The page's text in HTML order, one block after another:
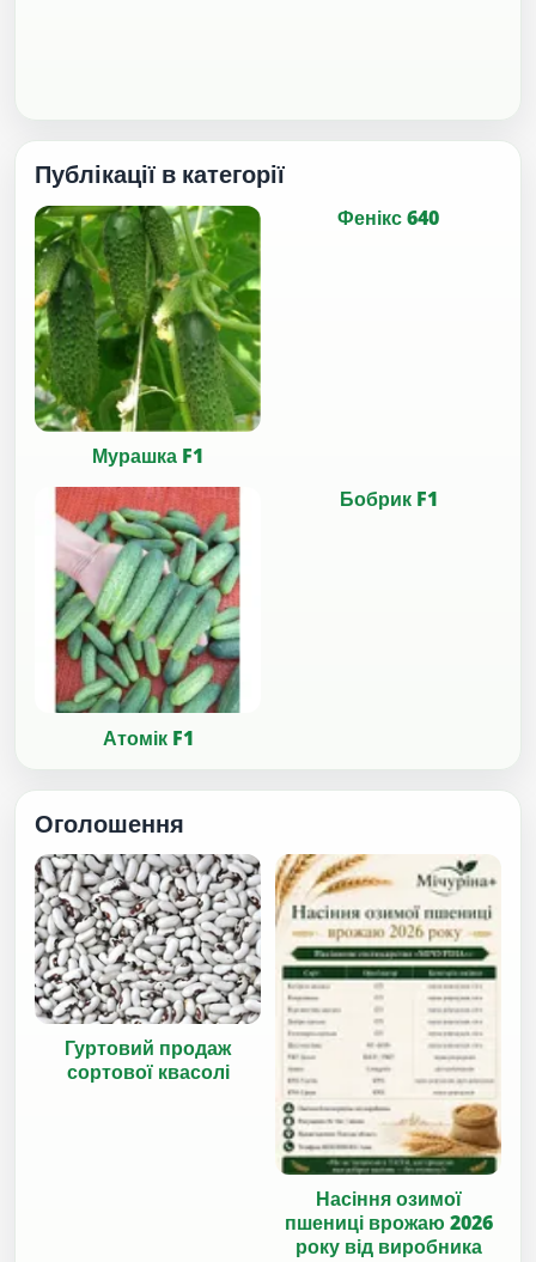
Публікації в категорії
Мурашка F1
Фенікс 640
Атомік F1
Бобрик F1
Оголошення
Гуртовий продаж
сортової квасолі
Насіння озимої
пшениці врожаю 2026
року від виробника